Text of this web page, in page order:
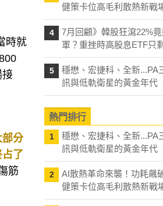
時就
接
部分
了
筋
健策卡位高毛利散熱新戰
4
7月回顧》韓股狂瀉22%
軍？重挫時高股息ETF只
5
穩懋、宏捷科、全新...PA
訊與低軌衛星的黃金年代
熱門排行
1
穩懋、宏捷科、全新...PA
訊與低軌衛星的黃金年代
2
AI散熱革命來襲！功耗飆
健策卡位高毛利散熱新戰